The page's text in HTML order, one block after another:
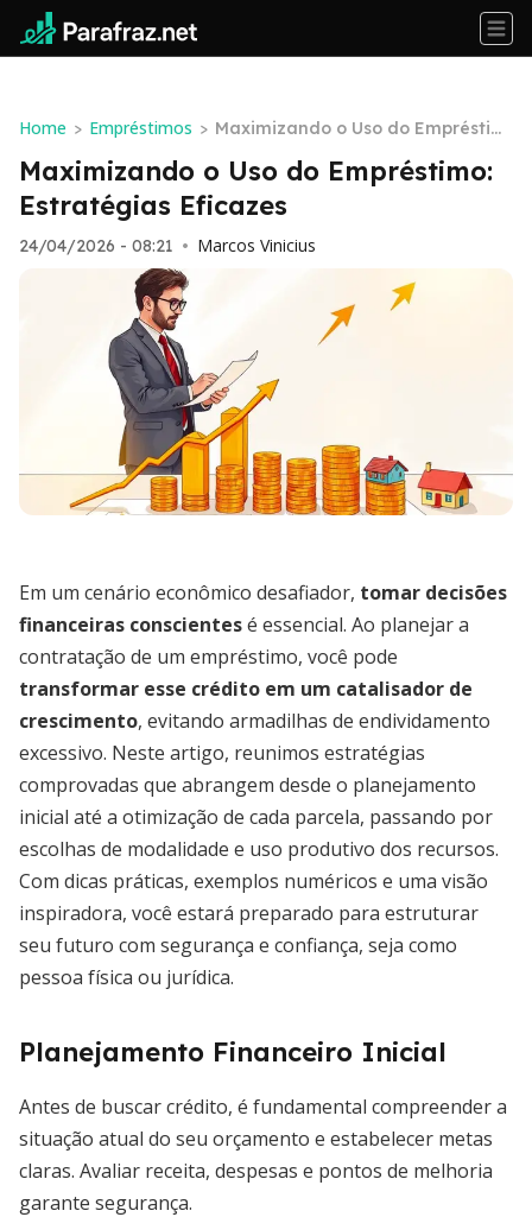
Home > Empréstimos > Maximizando o Uso do Empréstim
o: Estratégias Eficazes
Maximizando o Uso do Empréstimo:
Estratégias Eficazes
24/04/2026 - 08:21 • Marcos Vinicius
Em um cenário econômico desafiador, tomar decisões
financeiras conscientesé essencial. Ao planejar a
contratação de um empréstimo, você pode
transformar esse crédito em um catalisador de
crescimento, evitando armadilhas de endividamento
excessivo. Neste artigo, reunimos estratégias
comprovadas que abrangem desde o planejamento
inicial até a otimização de cada parcela, passando por
escolhas de modalidade e uso produtivo dos recursos.
Com dicas práticas, exemplos numéricos e uma visão
inspiradora, você estará preparado para estruturar
seu futuro com segurança e confiança, seja como
pessoa física ou jurídica.
Planejamento Financeiro Inicial
Antes de buscar crédito, é fundamental compreender a
situação atual do seu orçamento e estabelecer metas
claras. Avaliar receita, despesas e pontos de melhoria
garante segurança.